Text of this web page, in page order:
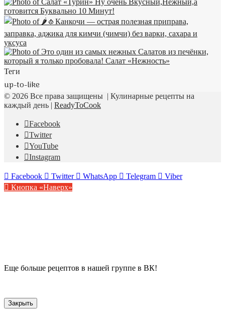
Теги
up-to-like
© 2026 Все права защищены | Кулинарные рецепты на
каждый день | ReadyToCook
Facebook
Twitter
YouTube
Instagram
Facebook Twitter WhatsApp Telegram
Viber
Кнопка «Наверх»
Еще больше рецептов в нашей группе в ВК!
Закрыть